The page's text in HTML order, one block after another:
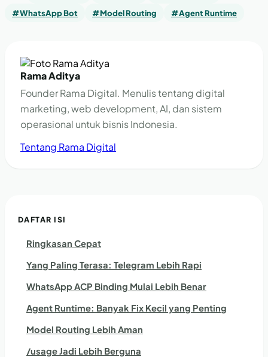
#WhatsApp Bot
#Model Routing #Agent Runtime
Rama Aditya
Founder Rama Digital. Menulis tentang digital
marketing, web development, AI, dan sistem
operasional untuk bisnis Indonesia.
Tentang Rama Digital
DAFTAR ISI
Ringkasan Cepat
Yang Paling Terasa: Telegram Lebih Rapi
WhatsApp ACP Binding Mulai Lebih Benar
Agent Runtime: Banyak Fix Kecil yang Penting
Model Routing Lebih Aman
/usage Jadi Lebih Berguna